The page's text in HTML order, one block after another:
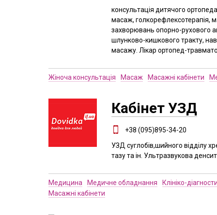
консультація дитячого
масаж, голкорефлексотерапія,
захворювань опорно-рухового
шлунково-кишкового тракту,
масажу. Лікар ортопед-
Жіноча консультація Масаж Масажні кабінети
Кабінет УЗД
+38 (095)895-34-20
УЗД суглобів,шийного відділу
тазу та ін. Ультразвукова
Медицина Медичне обладнання
Клініко-
Масажні кабінети